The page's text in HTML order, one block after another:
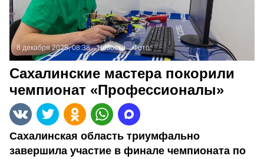
8 декабря 2025, 08:38 Новости Фото:
Сахалинские мастера покорили
чемпионат «Профессионалы»
Сахалинская область триумфально
завершила участие в финале чемпионата по